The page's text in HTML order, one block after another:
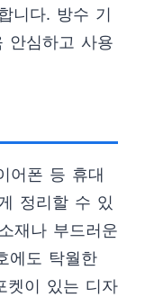
니다. 방수 기
안심하고 사용
어폰 등 휴대
정리할 수 있
재나 부드러운
에도 탁월한
켓이 있는 디자